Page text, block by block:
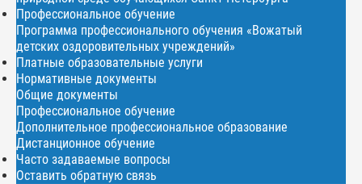
Профессиональное обучение
Программа профессионального обучения «Вожатый
детских оздоровительных учреждений»
Платные образовательные услуги
Нормативные документы
Общие документы
Профессиональное обучение
Дополнительное профессиональное образование
Дистанционное обучение
Часто задаваемые вопросы
Оставить обратную связь